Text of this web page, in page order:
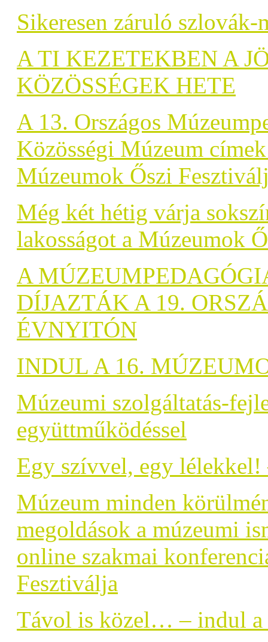
Sikeresen záruló
A TI KEZETEKBEN A
KÖZÖSSÉGEK HETE
A 13. Országos
Közösségi Múzeum
Múzeumok Őszi
Még két hétig várja
lakosságot a Múzeumok
A
DÍJAZTÁK A 19.
ÉVNYITÓN
INDUL A 16.
Múzeumi szolgáltatás-
együttműködéssel
Egy szívvel, egy
Múzeum minden
megoldások a múzeumi
online szakmai
Fesztiválja
Távol is közel… – indul a